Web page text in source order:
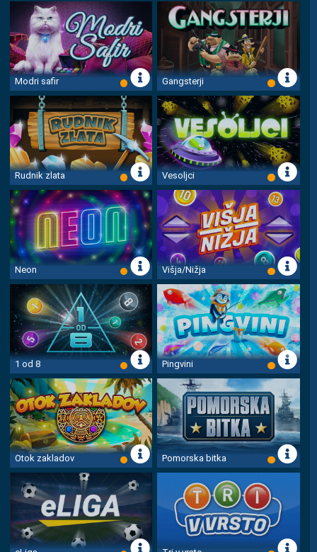
Modri safir Gangsterji
Rudnik zlata Vesoljci
Neon Višja/Nižja
1 od 8 Pingvini
Otok zakladov Pomorska bitka